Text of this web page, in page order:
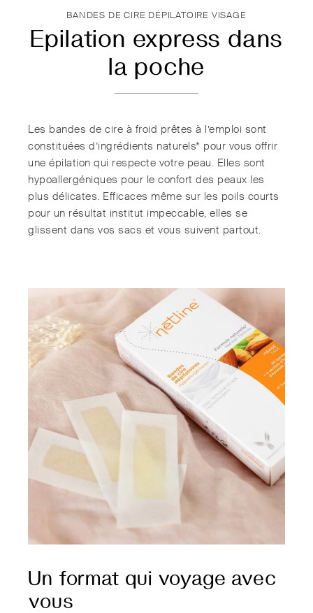
BANDES DE CIRE DÉPILATOIRE VISAGE
Epilation express dans
la poche
Les bandes de cire à froid prêtes à l’emploi sont
constituées d’ingrédients naturels* pour vous offrir
une épilation qui respecte votre peau. Elles sont
hypoallergéniques pour le confort des peaux les
plus délicates. Efficaces même sur les poils courts
pour un résultat institut impeccable, elles se
glissent dans vos sacs et vous suivent partout.
Un format qui voyage avec
vous